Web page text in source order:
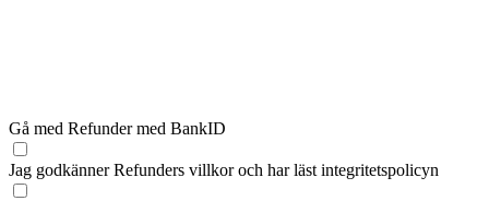
Gå med Refunder med BankID
Jag godkänner Refunders villkoroch har läst integritetspolicyn